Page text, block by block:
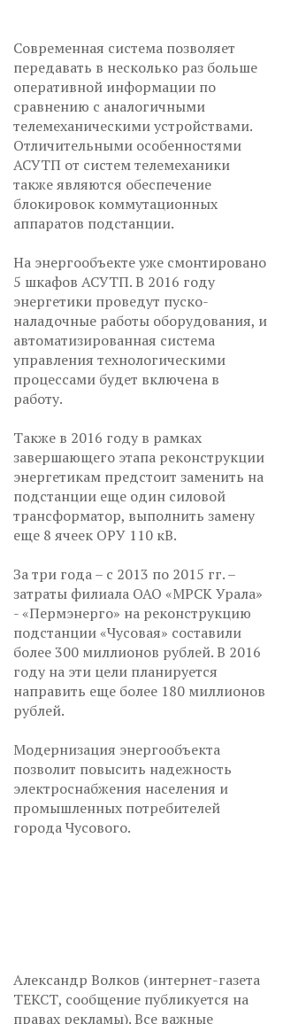
Современная система позволяет
передавать в несколько раз больше
оперативной информации по
сравнению с аналогичными
телемеханическими устройствами.
Отличительными особенностями
АСУТП от систем телемеханики
также являются обеспечение
блокировок коммутационных
аппаратов подстанции.
На энергообъекте уже смонтировано
5 шкафов АСУТП. В 2016 году
энергетики проведут пуско-
наладочные работы оборудования, и
автоматизированная система
управления технологическими
процессами будет включена в
работу.
Также в 2016 году в рамках
завершающего этапа реконструкции
энергетикам предстоит заменить на
подстанции еще один силовой
трансформатор, выполнить замену
еще 8 ячеек ОРУ 110 кВ.
За три года – с 2013 по 2015 гг. –
затраты филиала ОАО «МРСК Урала»
- «Пермэнерго» на реконструкцию
подстанции «Чусовая» составили
более 300 миллионов рублей. В 2016
году на эти цели планируется
направить еще более 180 миллионов
рублей.
Модернизация энергообъекта
позволит повысить надежность
электроснабжения населения и
промышленных потребителей
города Чусового.
Александр Волков (интернет-газета
ТЕКСТ, сообщение публикуется на
правах рекламы). Все важные